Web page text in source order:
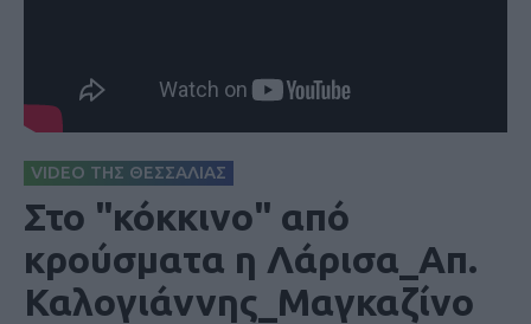
VIDEO ΤΗΣ ΘΕΣΣΑΛΙΑΣ
Στο "κόκκινο" από
κρούσματα η Λάρισα_Απ.
Καλογιάννης_Μαγκαζίνο